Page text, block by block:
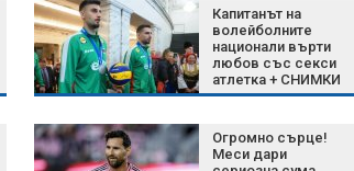
Капитанът на
волейболните
национали върти
любов със секси
атлетка + СНИМКИ
Огромно сърце!
Меси дари
Топката от "Ръката на
Бога" на Марадона
отива на търг за
милиони
Тежка катастрофа с